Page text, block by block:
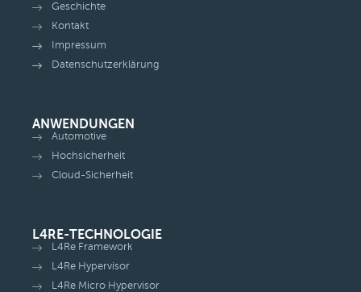
Geschichte
Kontakt
Impressum
Datenschutzerklärung
ANWENDUNGEN
Automotive
Hochsicherheit
Cloud-Sicherheit
L4RE-TECHNOLOGIE
L4Re Framework
L4Re Hypervisor
L4Re Micro Hypervisor